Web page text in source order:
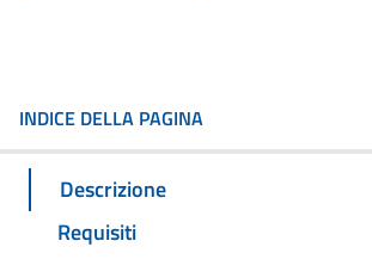
INDICE DELLA PAGINA
Descrizione
Requisiti